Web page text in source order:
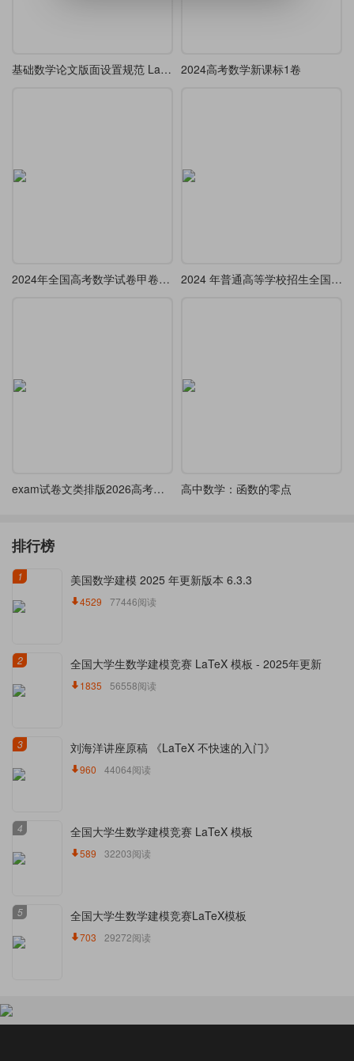
基础数学论文版面设置规范 LaTeX 模板 2024高考数学新课标1卷
2024年全国高考数学试卷甲卷文科 2024 年普通高等学校招生全国统一考试(全国甲卷)
exam试卷文类排版2026高考数学试卷(卷1)A4-A3 高中数学：函数的零点
排行榜
1 美国数学建模 2025 年更新版本 6.3.3
4529 77446阅读
2 全国大学生数学建模竞赛 LaTeX 模板 - 2025年更新
1835 56558阅读
3 刘海洋讲座原稿 《LaTeX 不快速的入门》
960 44064阅读
4 全国大学生数学建模竞赛 LaTeX 模板
589 32203阅读
5 全国大学生数学建模竞赛LaTeX模板
703 29272阅读